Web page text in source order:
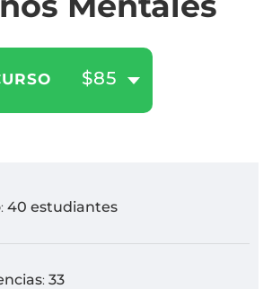
$85
: 40 estudiantes
: 33